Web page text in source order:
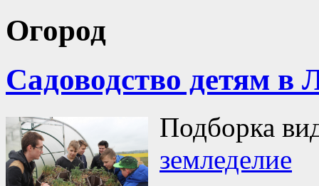
Огород
Садоводство детям в
Подборка
земледелие